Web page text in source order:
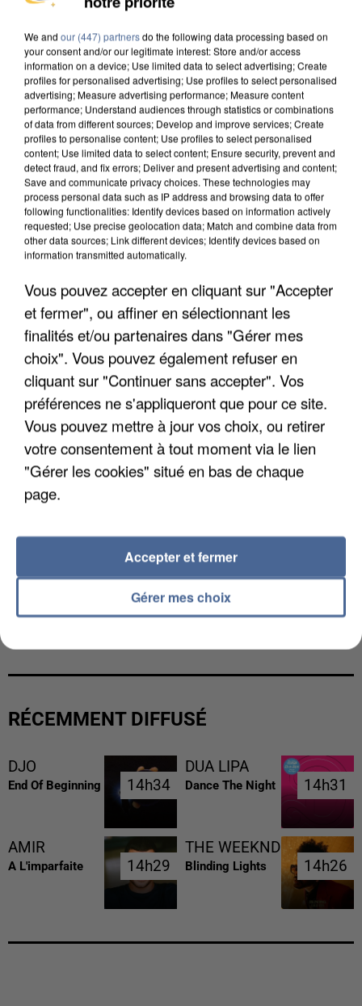
MAFIA INTERPELLÉ EN ALGÉRIE
UN SECOND CADRE DE LA DZ MAFIA
INTERPELLÉ EN ALGÉRIE
UNE TOURISTE DE L’OISE EMPORTÉE PAR UNE
RÉCEMMENT DIFFUSÉ
DJO
End Of Beginning 14h34
14h34
DUA LIPA
Dance The Night 14h31
14h31
AMIR
A L'imparfaite 14h29
14h29
THE WEEKND
Blinding Lights 14h26
14h26
We and our (447) partnersdo the following data processing based on
your consent and/or our legitimate interest: Store and/or access
information on a device; Use limited data to select advertising; Create
profiles for personalised advertising; Use profiles to select personalised
advertising; Measure advertising performance; Measure content
performance; Understand audiences through statistics or combinations
of data from different sources; Develop and improve services; Create
profiles to personalise content; Use profiles to select personalised
content; Use limited data to select content; Ensure security, prevent and
detect fraud, and fix errors; Deliver and present advertising and content;
Save and communicate privacy choices. These technologies may
process personal data such as IP address and browsing data to offer
following functionalities: Identify devices based on information actively
requested; Use precise geolocation data; Match and combine data from
other data sources; Link different devices; Identify devices based on
information transmitted automatically.
Vous pouvez accepter en cliquant sur "Accepter
et fermer", ou affiner en sélectionnant les
finalités et/ou partenaires dans "Gérer mes
choix". Vous pouvez également refuser en
cliquant sur "Continuer sans accepter". Vos
préférences ne s'appliqueront que pour ce site.
Vous pouvez mettre à jour vos choix, ou retirer
votre consentement à tout moment via le lien
"Gérer les cookies" situé en bas de chaque
page.
Gérer mes choix
Accepter et fermer